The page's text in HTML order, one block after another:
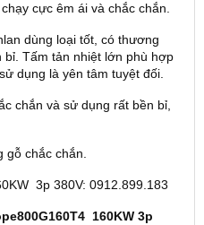
cực êm ái và chắc chắn.
dùng loại tốt, có thương
bỉ. Tấm tản nhiệt lớn phù hợp
dụng là yên tâm tuyệt đối.
chắn và sử dụng rất bền bỉ,
gỗ chắc chắn.
3p 380V: 0912.899.183
160KW 3p